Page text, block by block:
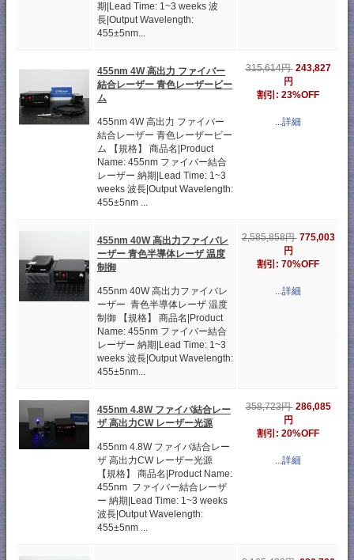
期|Lead Time: 1~3 weeks 波
長|Output Wavelength:
455±5nm...
455nm 4W 高出力 ファイバー
結合レーザー 青色レーザービー
ム
455nm 4W 高出力 ファイバー
結合レーザー 青色レーザービー
ム 【規格】 商品名|Product
Name: 455nm ファイバー結合
レーザー 納期|Lead Time: 1~3
weeks 波長|Output Wavelength:
455±5nm ...
315,614円 243,827
円
割引: 23%OFF
...詳細
455nm 40W 高出力ファイバレ
ーザー 青色半導体レーザ 温度
制御
455nm 40W 高出力ファイバレ
ーザー 青色半導体レーザ 温度
制御 【規格】 商品名|Product
Name: 455nm ファイバー結合
レーザー 納期|Lead Time: 1~3
weeks 波長|Output Wavelength:
455±5nm...
2,585,858円 775,003
円
割引: 70%OFF
...詳細
455nm 4.8W ファイバ結合レー
ザ 高出力CW レーザー光源
455nm 4.8W ファイバ結合レー
ザ 高出力CW レーザー光源
【規格】 商品名|Product Name:
455nm ファイバー結合レーザ
ー 納期|Lead Time: 1~3 weeks
波長|Output Wavelength:
455±5nm ...
358,723円 286,085
円
割引: 20%OFF
...詳細